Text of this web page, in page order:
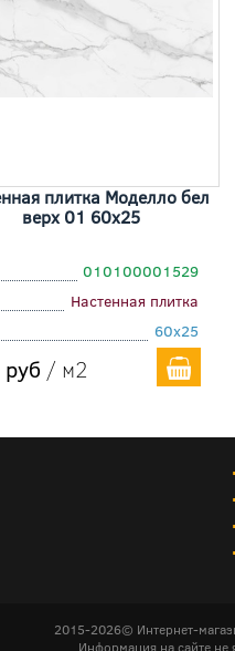
плитка Моделло бел
верх 01 60x25
010100001529
Настенная плитка
60x25
/ м2
2015-2026© Интернет-
Информация на сайте не